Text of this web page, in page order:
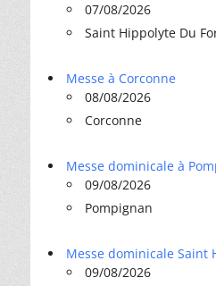
07/08/2026
Saint Hippolyte Du
Messe à Corconne
08/08/2026
Corconne
Messe dominicale à
09/08/2026
Pompignan
Messe dominicale Saint
09/08/2026